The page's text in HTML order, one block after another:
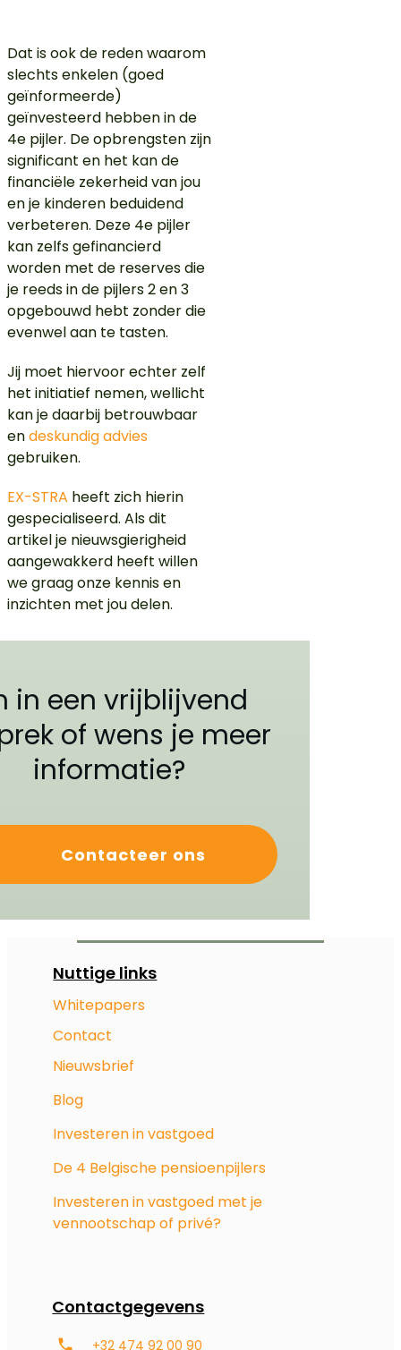
Dat is ook de reden waarom
slechts enkelen (goed
geïnformeerde)
geïnvesteerd hebben in de
4e pijler. De opbrengsten zijn
significant en het kan de
financiële zekerheid van jou
en je kinderen beduidend
verbeteren. Deze 4e pijler
kan zelfs gefinancierd
worden met de reserves die
je reeds in de pijlers 2 en 3
opgebouwd hebt zonder die
evenwel aan te tasten.
Jij moet hiervoor echter zelf
het initiatief nemen, wellicht
kan je daarbij betrouwbaar
endeskundig advies
gebruiken.
EX-STRA heeft zich hierin
gespecialiseerd. Als dit
artikel je nieuwsgierigheid
aangewakkerd heeft willen
we graag onze kennis en
inzichten met jou delen.
in een vrijblijvend
of wens je meer
informatie?
Contacteer ons
Nuttige links
Whitepapers
Contact
Nieuwsbrief
Blog
Investeren in vastgoed
De 4 Belgische pensioenpijlers
Investeren in vastgoed met je
vennootschap of privé?
Contactgegevens
+32 474 92 00 90